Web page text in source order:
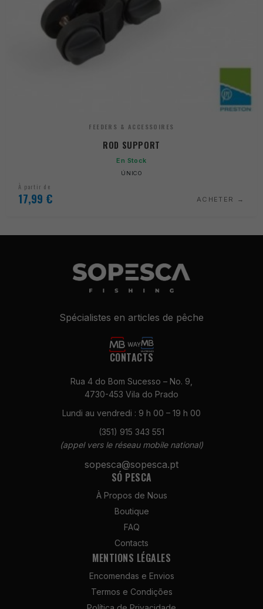
FEEDERS & ACCESSOIRES
ROD SUPPORT
En Stock
ÚNICO
À partir de
17,99 € ACHETER
Spécialistes en articles de pêche
CONTACTS
Rua 4 do Bom Sucesso – No. 9,
4730-453 Vila do Prado
Lundi au vendredi : 9 h 00 – 19 h 00
(351) 915 343 551
(appel vers le réseau mobile national)
sopesca@sopesca.pt
SÓ PESCA
À Propos de Nous
Boutique
FAQ
Contacts
MENTIONS LÉGALES
Encomendas e Envios
Termos e Condições
Necessários
Estes cookies
não são
para o
Estatísticas
Para que
melhorar a